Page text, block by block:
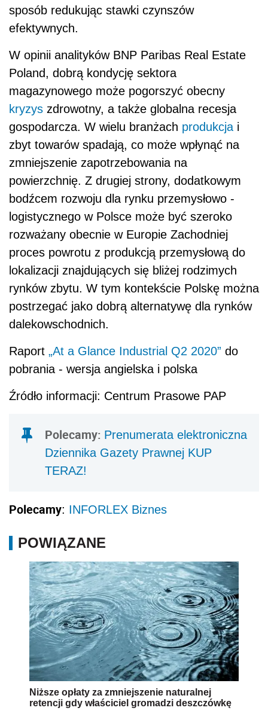
sposób redukując stawki czynszów
efektywnych.
W opinii analityków BNP Paribas Real Estate
Poland, dobrą kondycję sektora
magazynowego może pogorszyć obecny
kryzys zdrowotny, a także globalna recesja
gospodarcza. W wielu branżach produkcja i
zbyt towarów spadają, co może wpłynąć na
zmniejszenie zapotrzebowania na
powierzchnię. Z drugiej strony, dodatkowym
bodźcem rozwoju dla rynku przemysłowo -
logistycznego w Polsce może być szeroko
rozważany obecnie w Europie Zachodniej
proces powrotu z produkcją przemysłową do
lokalizacji znajdujących się bliżej rodzimych
rynków zbytu. W tym kontekście Polskę można
postrzegać jako dobrą alternatywę dla rynków
dalekowschodnich.
Raport „At a Glance Industrial Q2 2020” do
pobrania - wersja angielska i polska
Źródło informacji: Centrum Prasowe PAP
Polecamy: Prenumerata elektroniczna
Dziennika Gazety Prawnej KUP
TERAZ!
Polecamy: INFORLEX Biznes
POWIĄZANE
Niższe opłaty za zmniejszenie naturalnej
retencji gdy właściciel gromadzi deszczówkę